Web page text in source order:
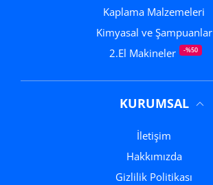
Kaplama Malzemeleri
Kimyasal ve Şampuanlar
2.El Makineler
-%50
KURUMSAL
İletişim
Hakkımızda
Gizlilik Politikası